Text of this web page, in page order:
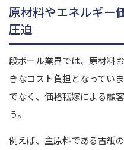
原材料やエネルギー
圧迫
段ボール業界では、原材料
きなコスト負担となってい
でなく、価格転嫁による顧
う。
例えば、主原料である古紙